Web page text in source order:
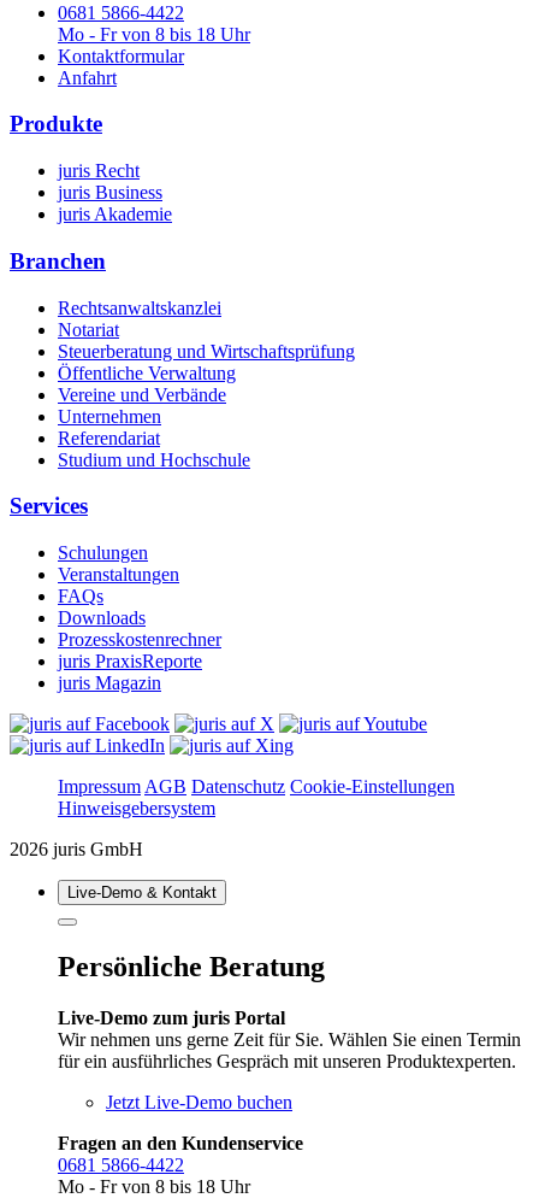
0681 5866-4422
Mo - Fr von 8 bis 18 Uhr
Kontaktformular
Anfahrt
Produkte
juris Recht
juris Business
juris Akademie
Branchen
Rechtsanwaltskanzlei
Notariat
Steuerberatung und Wirtschaftsprüfung
Öffentliche Verwaltung
Vereine und Verbände
Unternehmen
Referendariat
Studium und Hochschule
Services
Schulungen
Veranstaltungen
FAQs
Downloads
Prozesskostenrechner
juris PraxisReporte
juris Magazin
Impressum AGB Datenschutz Cookie-Einstellungen
Hinweisgebersystem
2026 juris GmbH
Live‑Demo & Kontakt
Persönliche Beratung
Live-Demo zum juris Portal
Wir nehmen uns gerne Zeit für Sie. Wählen Sie einen Termin
für ein ausführliches Gespräch mit unseren Produktexperten.
Jetzt Live-Demo buchen
Fragen an den Kundenservice
0681 5866-4422
Mo - Fr von 8 bis 18 Uhr